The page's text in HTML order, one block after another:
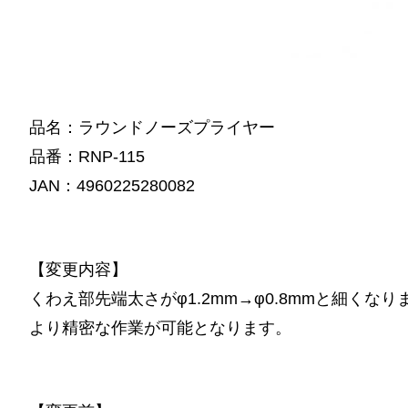
品名：ラウンドノーズプライヤー
品番：RNP-115
JAN：4960225280082
【変更内容】
くわえ部先端太さがφ1.2mm→φ0.8mmと細くなり
より精密な作業が可能となります。